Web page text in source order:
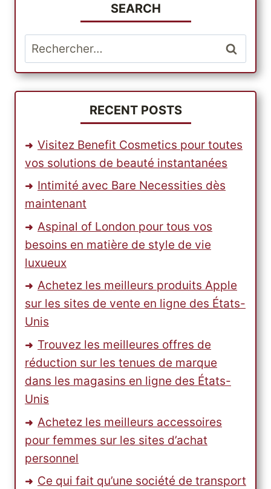
LES
MEILLEURS
PRODUITS
BABIESRUS
SEARCH
Rechercher :
RECENT POSTS
Visitez Benefit Cosmetics pour toutes
vos solutions de beauté instantanées
Intimité avec Bare Necessities dès
maintenant
Aspinal of London pour tous vos
besoins en matière de style de vie
luxueux
Achetez les meilleurs produits Apple
sur les sites de vente en ligne des États-
Unis
Trouvez les meilleures offres de
réduction sur les tenues de marque
dans les magasins en ligne des États-
Unis
Achetez les meilleurs accessoires
pour femmes sur les sites d’achat
personnel
Ce qui fait qu’une société de transport